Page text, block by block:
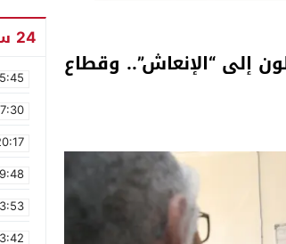
إلى “الإنعاش”.. وقطاع
24 ساعة